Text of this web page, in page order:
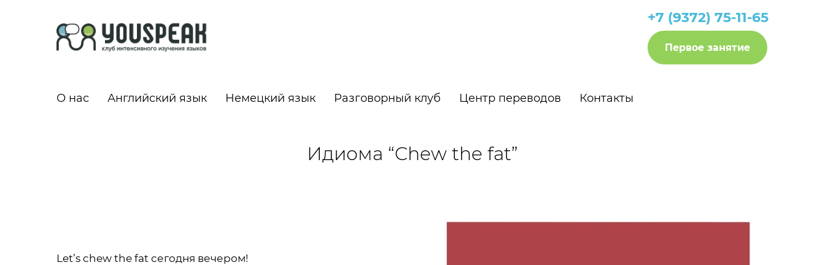
+7 (9372) 75-11-65
Первое занятие
О нас Английский язык Немецкий язык Разговорный клуб Центр переводов Контакты
Идиома “Chew the fat”
Let’s chew the fat сегодня вечером!